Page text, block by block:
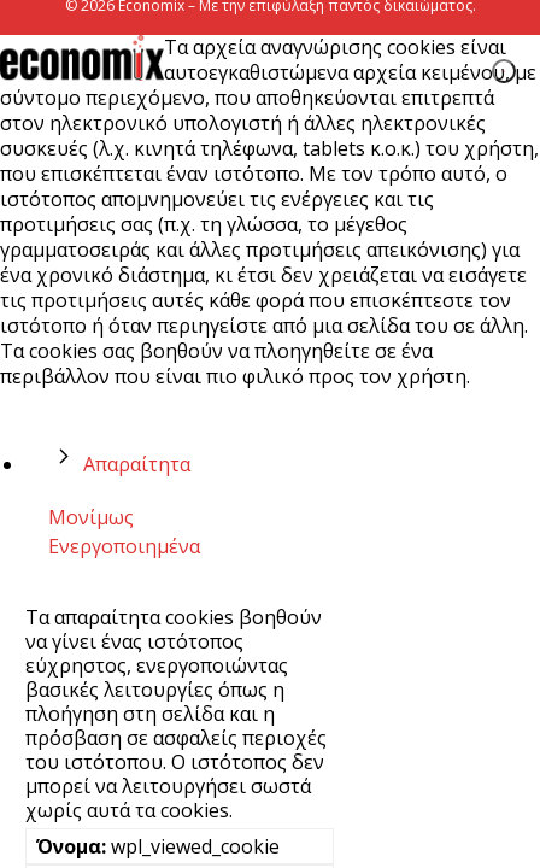
© 2026 Economix – Με την επιφύλαξη παντός δικαιώματος.
Τα αρχεία αναγνώρισης cookies είναι
αυτοεγκαθιστώμενα αρχεία κειμένου, με
σύντομο περιεχόμενο, που αποθηκεύονται επιτρεπτά
στον ηλεκτρονικό υπολογιστή ή άλλες ηλεκτρονικές
συσκευές (λ.χ. κινητά τηλέφωνα, tablets κ.ο.κ.) του χρήστη,
που επισκέπτεται έναν ιστότοπο. Με τον τρόπο αυτό, ο
ιστότοπος απομνημονεύει τις ενέργειες και τις
προτιμήσεις σας (π.χ. τη γλώσσα, το μέγεθος
γραμματοσειράς και άλλες προτιμήσεις απεικόνισης) για
ένα χρονικό διάστημα, κι έτσι δεν χρειάζεται να εισάγετε
τις προτιμήσεις αυτές κάθε φορά που επισκέπτεστε τον
ιστότοπο ή όταν περιηγείστε από μια σελίδα του σε άλλη.
Τα cookies σας βοηθούν να πλοηγηθείτε σε ένα
περιβάλλον που είναι πιο φιλικό προς τον χρήστη.
Απαραίτητα
Μονίμως
Ενεργοποιημένα
Τα απαραίτητα cookies βοηθούν
να γίνει ένας ιστότοπος
εύχρηστος, ενεργοποιώντας
βασικές λειτουργίες όπως η
πλοήγηση στη σελίδα και η
πρόσβαση σε ασφαλείς περιοχές
του ιστότοπου. Ο ιστότοπος δεν
μπορεί να λειτουργήσει σωστά
χωρίς αυτά τα cookies.
wpl_viewed_cookie